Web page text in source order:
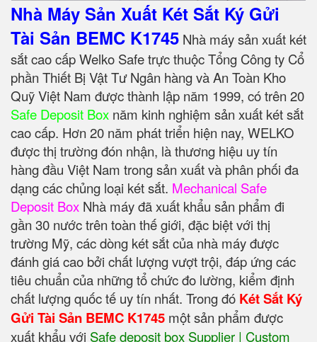
Nhà Máy Sản Xuất Két Sắt Ký Gửi
Tài Sản BEMC K1745 Nhà máy sản xuất két
sắt cao cấp Welko Safe trực thuộc Tổng Công ty Cổ
phần Thiết Bị Vật Tư Ngân hàng và An Toàn Kho
Quỹ Việt Nam được thành lập năm 1999, có trên 20
Safe Deposit Box năm kinh nghiệm sản xuất két sắt
cao cấp. Hơn 20 năm phát triển hiện nay, WELKO
được thị trường đón nhận, là thương hiệu uy tín
hàng đầu Việt Nam trong sản xuất và phân phối đa
dạng các chủng loại két sắt. Mechanical Safe
Deposit Box Nhà máy đã xuất khẩu sản phẩm đi
gần 30 nước trên toàn thế giới, đặc biệt với thị
trường Mỹ, các dòng két sắt của nhà máy được
đánh giá cao bởi chất lượng vượt trội, đáp ứng các
tiêu chuẩn của những tổ chức đo lường, kiểm định
chất lượng quốc tế uy tín nhất. Trong đó Két Sắt Ký
Gửi Tài Sản BEMC K1745 một sản phẩm được
xuất khẩu với Safe deposit box Supplier | Custom